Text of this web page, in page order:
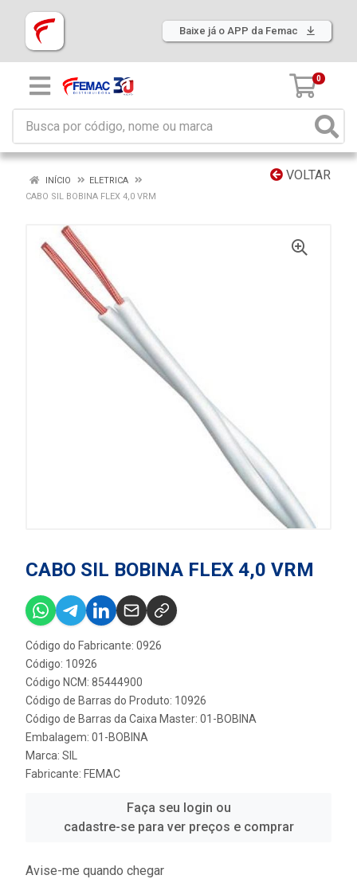
Baixe já o APP da Femac
0
VOLTAR
INÍCIO
ELETRICA
CABO SIL BOBINA FLEX 4,0 VRM
CABO SIL BOBINA FLEX 4,0 VRM
Código do Fabricante: 0926
Código: 10926
Código NCM: 85444900
Código de Barras do Produto: 10926
Código de Barras da Caixa Master: 01-BOBINA
Embalagem: 01-BOBINA
Marca: SIL
Fabricante: FEMAC
Faça seu login ou
cadastre-se para ver preços e comprar
Avise-me quando chegar